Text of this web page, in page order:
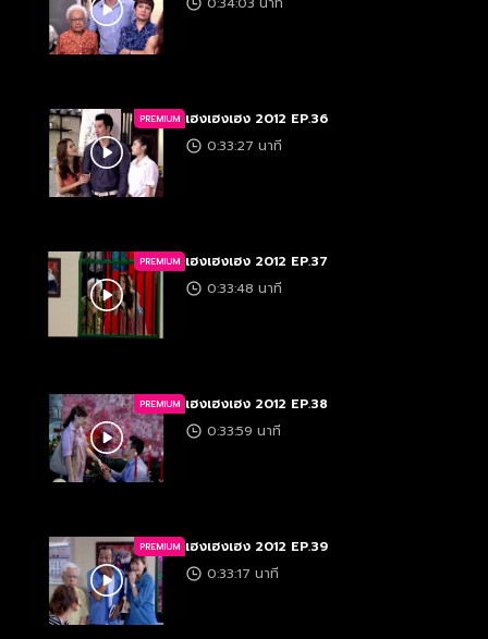
PREMIUM เฮงเฮงเฮง 2012 EP.36
0:33:27 นาที
PREMIUM เฮงเฮงเฮง 2012 EP.37
0:33:48 นาที
PREMIUM เฮงเฮงเฮง 2012 EP.38
0:33:59 นาที
PREMIUM เฮงเฮงเฮง 2012 EP.39
0:33:17 นาที